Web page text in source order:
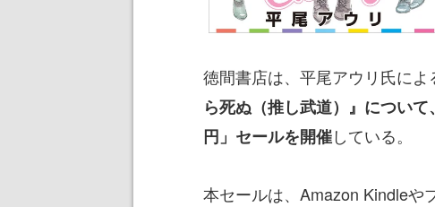
徳間書店は、平尾アウリ氏によ
ら死ぬ（推し武道）』につい
円」セールを開催している。
本セールは、Amazon Kindleや